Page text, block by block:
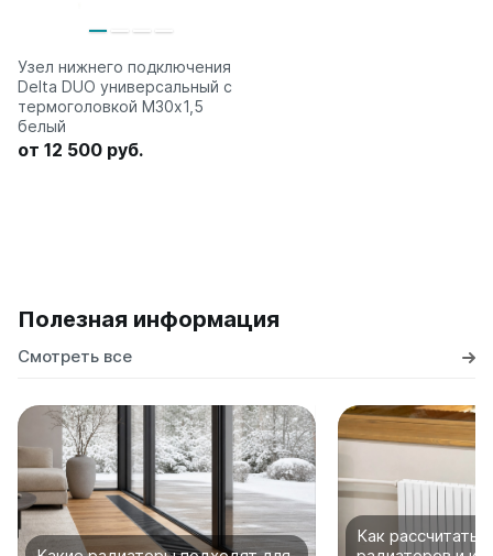
Узел нижнего подключения
Delta DUO универсальный с
термоголовкой М30х1,5
белый
от 12 500 руб.
Полезная информация
Смотреть все
Как рассчитать